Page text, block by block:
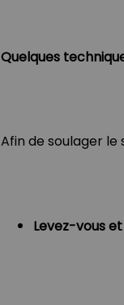
Quelques
Afin de soulager
Levez-vous